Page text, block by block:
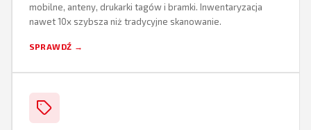
mobilne, anteny, drukarki tagów i bramki. Inwentaryzacja
nawet 10x szybsza niż tradycyjne skanowanie.
SPRAWDŹ →